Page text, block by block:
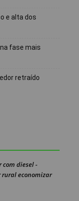
e alta dos
fase mais
retraído
diesel -
rural economizar